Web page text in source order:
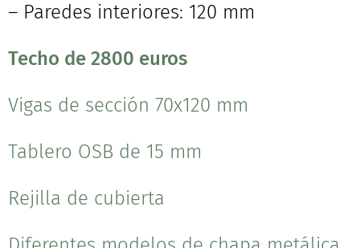
– Paredes interiores: 120 mm
Techo de 2800 euros
Vigas de sección 70x120 mm
Tablero OSB de 15 mm
Rejilla de cubierta